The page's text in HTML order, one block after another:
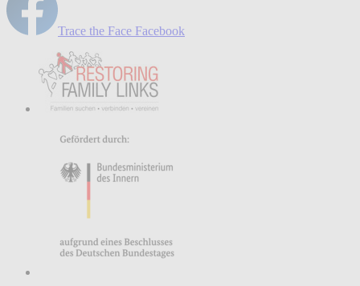
Trace the Face Facebook